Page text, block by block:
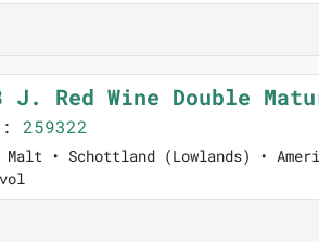
J. Red Wine Double
259322
• Schottland (Lowlands) •